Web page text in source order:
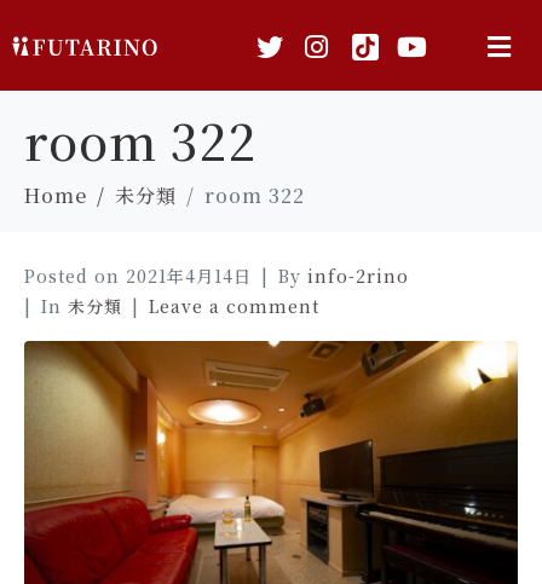
room 322
Home 未分類 room 322
Posted on 2021年4月14日 By info-2rino
In 未分類 Leave a comment